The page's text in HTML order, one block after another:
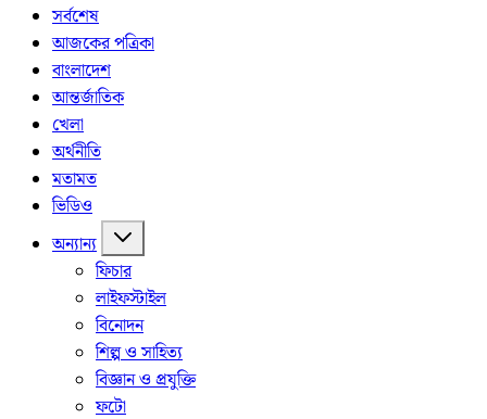
সর্বশেষ
আজকের পত্রিকা
বাংলাদেশ
আন্তর্জাতিক
খেলা
অর্থনীতি
মতামত
ভিডিও
অন্যান্য
ফিচার
লাইফস্টাইল
বিনোদন
শিল্প ও সাহিত্য
বিজ্ঞান ও প্রযুক্তি
ফটো